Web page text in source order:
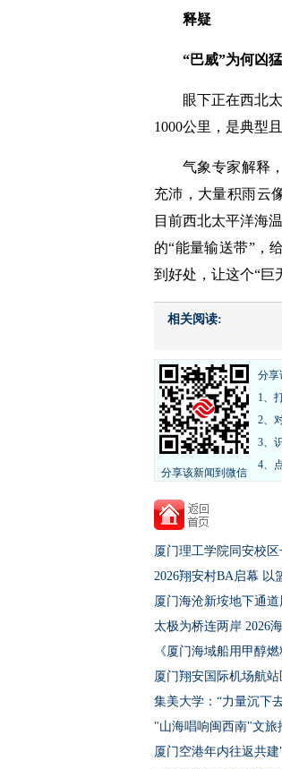
释疑
“巴威”为何凶
眼下正在西北
1000公里，是典型
气象专家解释
充沛，大量积雨云
目前西北太平洋海
的“能量输送带”，
到好处，让这个“巨
相关阅读:
分享该新闻到微信
分享
1、
2、
3、
4、
厦门理工学院同安校
2026翔安村BA启幕 以
厦门海沧新垵地下通
太极为桥连两岸 2026
《厦门海域船用甲醇
厦门翔安国际机场航
集美大学：“力量沉下
"山海唱响闽西南"文
厦门空港年内往返共